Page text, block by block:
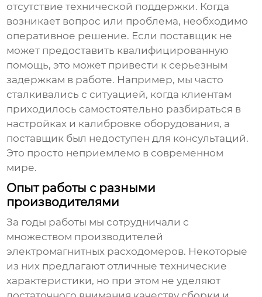
отсутствие технической поддержки. Когда
возникает вопрос или проблема, необходимо
оперативное решение. Если поставщик не
может предоставить квалифицированную
помощь, это может привести к серьезным
задержкам в работе. Например, мы часто
сталкивались с ситуацией, когда клиентам
приходилось самостоятельно разбираться в
настройках и калибровке оборудования, а
поставщик был недоступен для консультаций.
Это просто неприемлемо в современном
мире.
Опыт работы с разными
производителями
За годы работы мы сотрудничали с
множеством производителей
электромагнитных расходомеров. Некоторые
из них предлагают отличные технические
характеристики, но при этом не уделяют